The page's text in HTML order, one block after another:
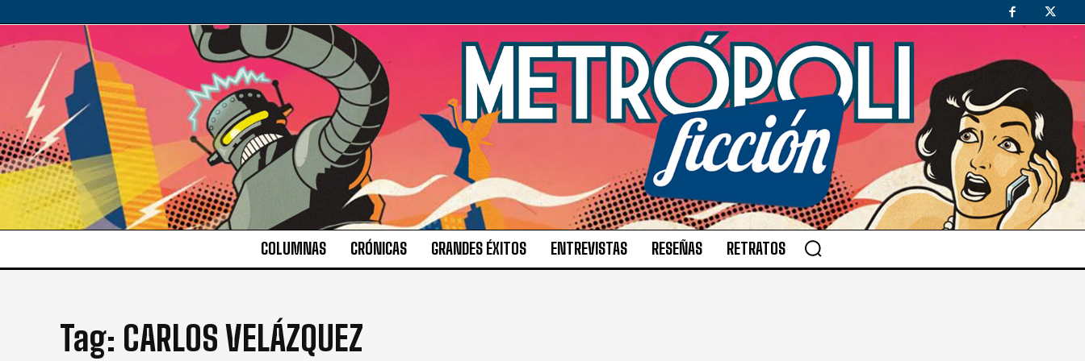
COLUMNAS CRÓNICAS GRANDES ÉXITOS ENTREVISTAS RESEÑAS RETRATOS
Tag: CARLOS VELÁZQUEZ